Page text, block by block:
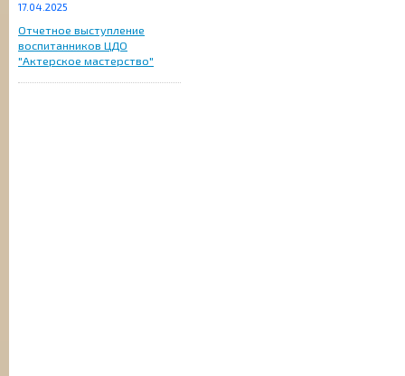
17.04.2025
Отчетное выступление
воспитанников ЦДО
"Актерское мастерство"